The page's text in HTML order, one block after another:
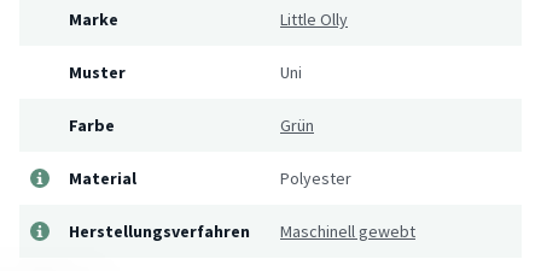
Marke Little Olly
Muster Uni
Farbe Grün
Material Polyester
Herstellungsverfahren Maschinell gewebt